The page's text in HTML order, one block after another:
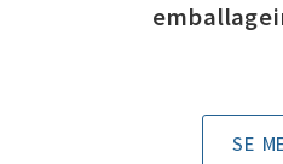
SE